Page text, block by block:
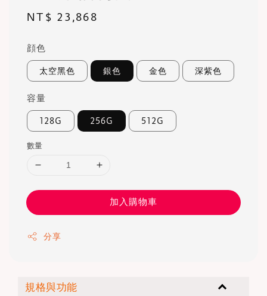
Regular
NT$ 23,868
顔色
太空黑色 銀色 金色 深紫色
容量
128G 256G 512G
數量
加入購物車
分享
規格與功能